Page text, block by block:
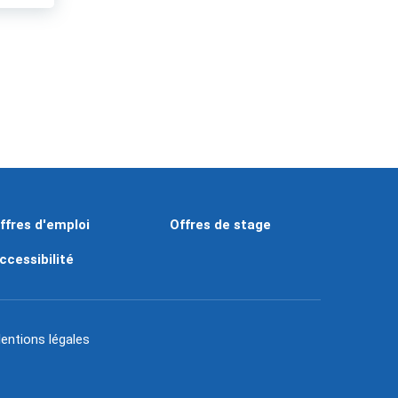
d'emploi Offres de stage
légales